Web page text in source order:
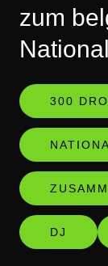
zum
300
DJ